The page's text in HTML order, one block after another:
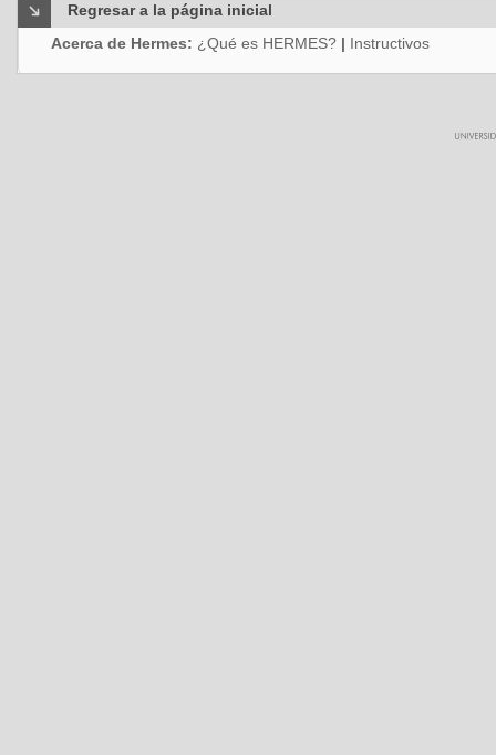
Regresar a la página inicial
Acerca de Hermes: ¿Qué es HERMES? | Instructivos